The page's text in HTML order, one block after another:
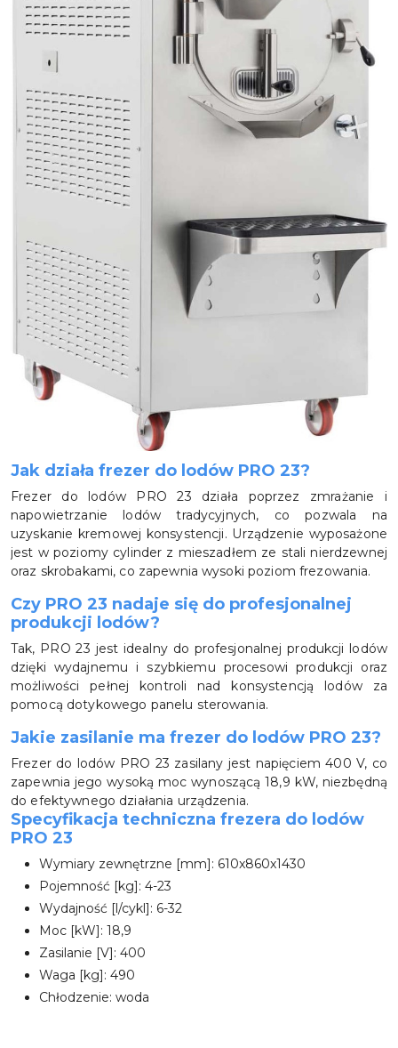
Jak działa frezer do lodów PRO 23?
Frezer do lodów PRO 23 działa poprzez zmrażanie i
napowietrzanie lodów tradycyjnych, co pozwala na
uzyskanie kremowej konsystencji. Urządzenie wyposażone
jest w poziomy cylinder z mieszadłem ze stali nierdzewnej
oraz skrobakami, co zapewnia wysoki poziom frezowania.
Czy PRO 23 nadaje się do profesjonalnej
produkcji lodów?
Tak, PRO 23 jest idealny do profesjonalnej produkcji lodów
dzięki wydajnemu i szybkiemu procesowi produkcji oraz
możliwości pełnej kontroli nad konsystencją lodów za
pomocą dotykowego panelu sterowania.
Jakie zasilanie ma frezer do lodów PRO 23?
Frezer do lodów PRO 23 zasilany jest napięciem 400 V, co
zapewnia jego wysoką moc wynoszącą 18,9 kW, niezbędną
do efektywnego działania urządzenia.
Specyfikacja techniczna frezera do lodów
PRO 23
Wymiary zewnętrzne [mm]: 610x860x1430
Pojemność [kg]: 4-23
Wydajność [l/cykl]: 6-32
Moc [kW]: 18,9
Zasilanie [V]: 400
Waga [kg]: 490
Chłodzenie: woda